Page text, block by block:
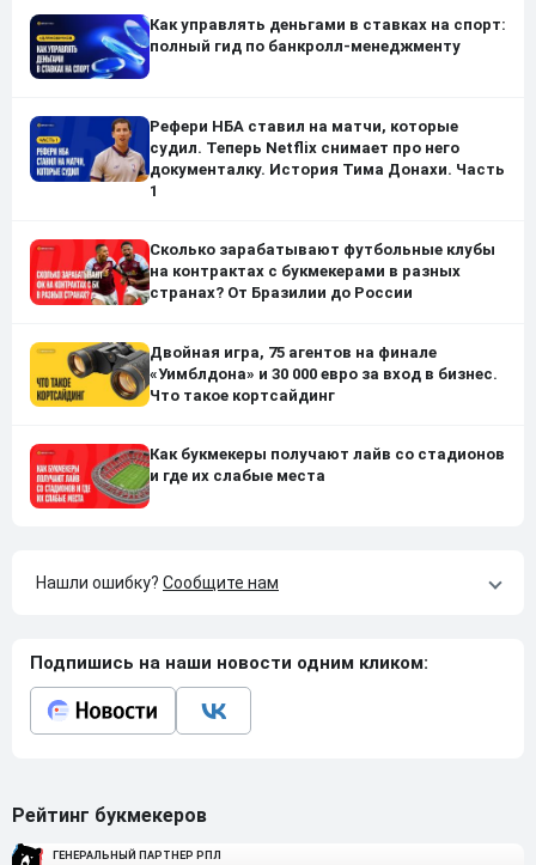
Как управлять деньгами в ставках на спорт:
полный гид по банкролл-менеджменту
Рефери НБА ставил на матчи, которые
судил. Теперь Netflix снимает про него
документалку. История Тима Донахи. Часть
1
Сколько зарабатывают футбольные клубы
на контрактах с букмекерами в разных
странах? От Бразилии до России
Двойная игра, 75 агентов на финале
«Уимблдона» и 30 000 евро за вход в бизнес.
Что такое кортсайдинг
Как букмекеры получают лайв со стадионов
и где их слабые места
Нашли ошибку? Сообщите нам
Подпишись на наши новости одним кликом:
Рейтинг букмекеров
ГЕНЕРАЛЬНЫЙ ПАРТНЕР РПЛ